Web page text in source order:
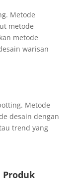
Metode
metode
metode
warisan
Metode
desain dengan
trend yang
Produk